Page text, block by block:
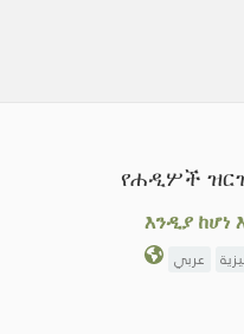
የሐዲሦች
እንዲያ ከሆነ
عربي